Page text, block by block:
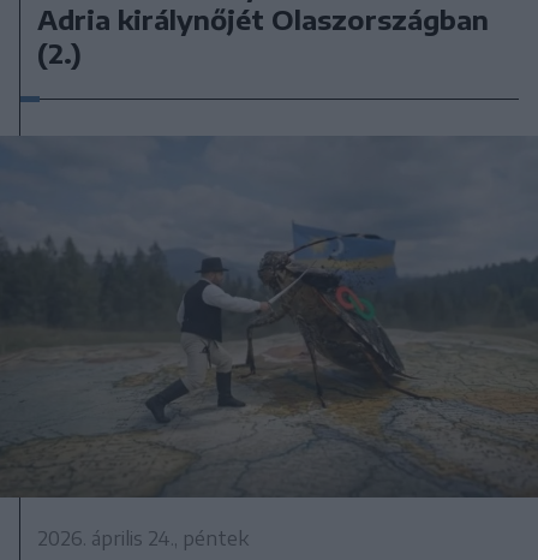
Adria királynőjét Olaszországban
(2.)
2026. április 24., péntek